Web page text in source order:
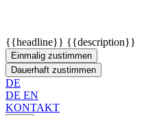
{{headline}} {{description}}
Einmalig zustimmen
Dauerhaft zustimmen
DE
DE EN
KONTAKT